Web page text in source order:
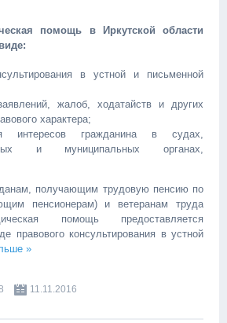
помощь в Иркутской области
в устной и письменной
жалоб, ходатайств и других
характера;
интересов гражданина в судах,
и муниципальных органах,
получающим трудовую пенсию по
пенсионерам) и ветеранам труда
помощь предоставляется
правового консультирования в устной
»
11.11.2016